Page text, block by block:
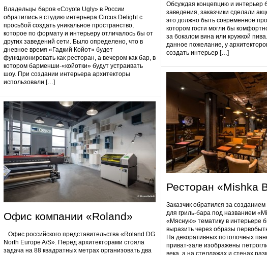
Владельцы баров «Coyote Ugly» в России
обратились в студию интерьера Circus Delight с
просьбой создать уникальное пространство,
которое по формату и интерьеру отличалось бы от
других заведений сети. Было определено, что в
дневное время «Гадкий Койот» будет
функционировать как ресторан, а вечером как бар, в
котором барменши-«койотки» будут устраивать
шоу. При создании интерьера архитекторы
использовали […]
Офис компании «Roland»
Офис российского представительства «Roland DG
North Europe A/S». Перед архитекторами стояла
задача на 88 квадратных метрах организовать два
Обсуждая концепцию и интерьер
заведения, заказчики сделали
это должно быть современное
котором гости могли бы
за бокалом вина или кружкой
данное пожелание, у
создать интерьер […]
Ресторан «Mishka
Заказчик обратился за
для гриль-бара под названием
«Мясную» тематику в интерьере
выразить через образы
На декоративных потолочных
приват-зале изображены
века, а на стеллажах и стенах